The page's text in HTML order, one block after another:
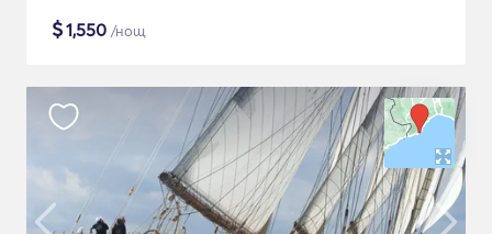
$1,550 /нощ